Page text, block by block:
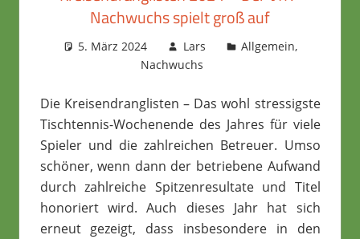
Nachwuchs spielt groß auf
5. März 2024 Lars Allgemein,
Nachwuchs
Die Kreisendranglisten – Das wohl stressigste
Tischtennis-Wochenende des Jahres für viele
Spieler und die zahlreichen Betreuer. Umso
schöner, wenn dann der betriebene Aufwand
durch zahlreiche Spitzenresultate und Titel
honoriert wird. Auch dieses Jahr hat sich
erneut gezeigt, dass insbesondere in den